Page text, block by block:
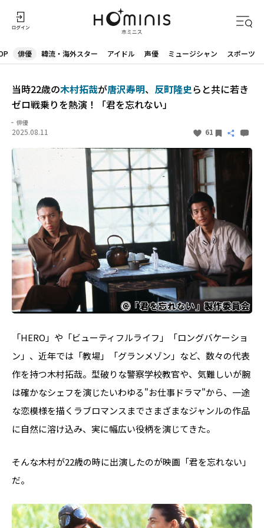
俳優 韓流・海外スター アイドル 声優 ミュージシャン スポーツ
当時22歳の木村拓哉が唐沢寿明、 反町隆史らと共に若き
ゼロ戦乗りを熱演！「君を忘れない」
俳優
2025.08.11 61
「HERO」や「ビューティフルライフ」「ロングバケーショ
ン」、近年では「教場」「グランメゾン」など、数々の代表
作を持つ木村拓哉。型破りな警察学校教官や、気難しいが腕
は確かなシェフを演じたいわゆる"お仕事ドラマ"から、一途
な恋模様を描くラブロマンスまでさまざまなジャンルの作品
に自然に溶け込み、実に幅広い役柄を演じてきた。
そんな木村が22歳の時に出演したのが映画「君を忘れない」
だ。